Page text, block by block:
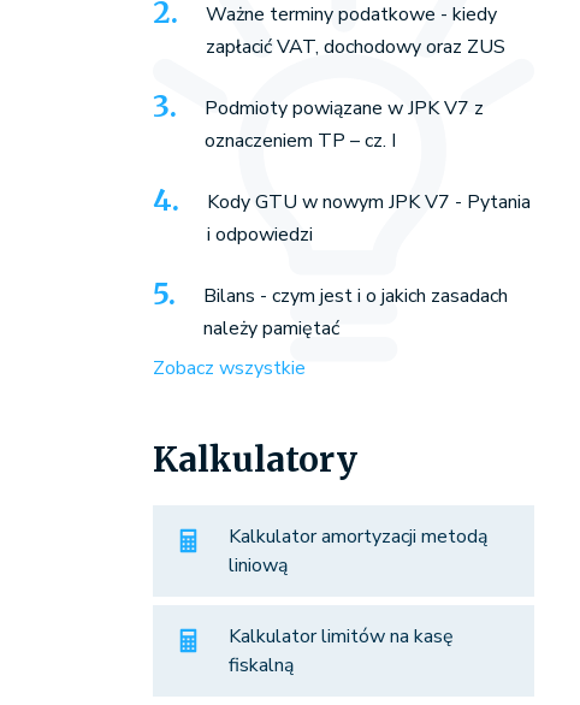
Ważne terminy podatkowe - kiedy
zapłacić VAT, dochodowy oraz ZUS
Podmioty powiązane w JPK V7 z
oznaczeniem TP – cz. I
Kody GTU w nowym JPK V7 - Pytania
i odpowiedzi
Bilans - czym jest i o jakich zasadach
należy pamiętać
Zobacz wszystkie
Kalkulatory
Kalkulator amortyzacji metodą
liniową
Kalkulator limitów na kasę
fiskalną